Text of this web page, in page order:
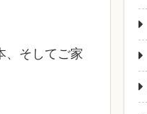
、そしてご家